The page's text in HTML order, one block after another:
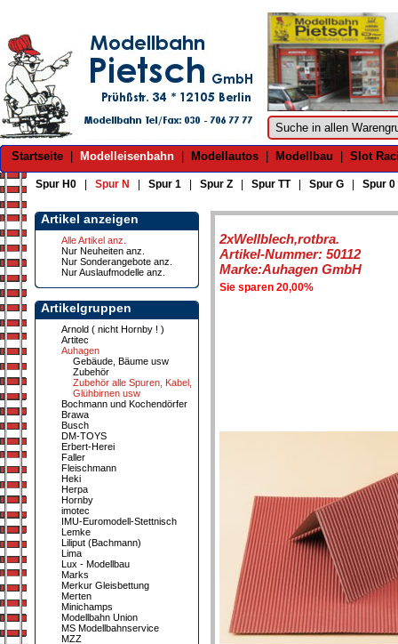
Startseite Modelleisenbahn Modellautos Modellbau Slot
Spur H0 Spur N Spur 1 Spur Z Spur TT| Spur G Spur 0
Artikel anzeigen
Alle Artikel anz.
Nur Neuheiten anz.
Nur Sonderangebote anz.
Nur Auslaufmodelle anz.
Artikelgruppen
Arnold ( nicht Hornby ! )
Artitec
Auhagen
Gebäude, Bäume usw
Zubehör
Zubehör alle Spuren, Kabel,
Glühbirnen usw
Bochmann und Kochendörfer
Brawa
Busch
DM-TOYS
Erbert-Herei
Faller
Fleischmann
Heki
Herpa
Hornby
imotec
IMU-Euromodell-Stettnisch
Lemke
Liliput (Bachmann)
Lima
Lux - Modellbau
Marks
Merkur Gleisbettung
Merten
Minichamps
Modellbahn Union
MS Modellbahnservice
MZZ
2xWellblech,rotbra.
Artikel-Nummer: 50112
Marke:Auhagen GmbH
Sie sparen 20,00%